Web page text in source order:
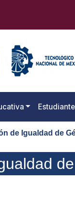
de Igualdad de